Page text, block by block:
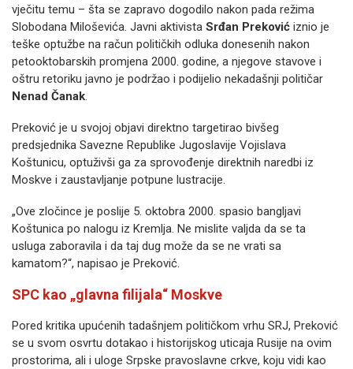
vječitu temu – šta se zapravo dogodilo nakon pada režima
Slobodana Miloševića. Javni aktivista Srđan Preković iznio je
teške optužbe na račun političkih odluka donesenih nakon
petooktobarskih promjena 2000. godine, a njegove stavove i
oštru retoriku javno je podržao i podijelio nekadašnji političar
Nenad Čanak.
Preković je u svojoj objavi direktno targetirao bivšeg
predsjednika Savezne Republike Jugoslavije Vojislava
Koštunicu, optuživši ga za sprovođenje direktnih naredbi iz
Moskve i zaustavljanje potpune lustracije.
„Ove zločince je poslije 5. oktobra 2000. spasio bangljavi
Koštunica po nalogu iz Kremlja. Ne mislite valjda da se ta
usluga zaboravila i da taj dug može da se ne vrati sa
kamatom?“, napisao je Preković.
SPC kao „glavna filijala“ Moskve
Pored kritika upućenih tadašnjem političkom vrhu SRJ, Preković
se u svom osvrtu dotakao i historijskog uticaja Rusije na ovim
prostorima, ali i uloge Srpske pravoslavne crkve, koju vidi kao